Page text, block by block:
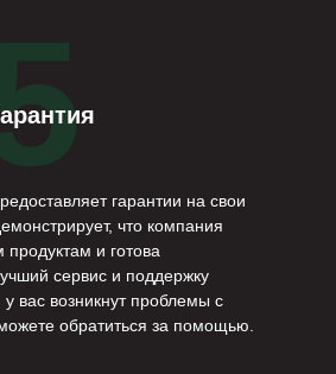
гарантии на свои
что компания
продуктам и готова
сервис и поддержку
вас возникнут проблемы с
обратиться за помощью.